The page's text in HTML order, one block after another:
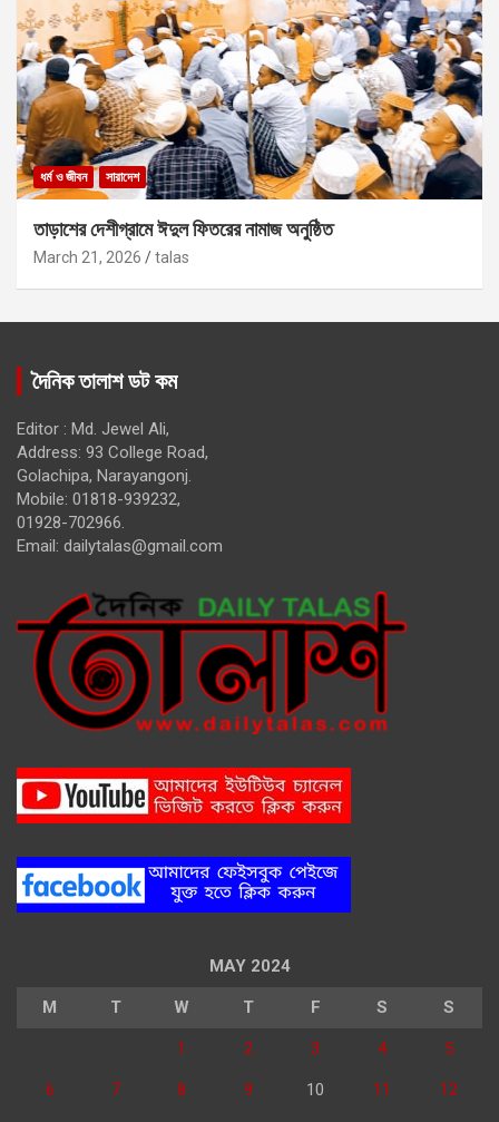
ধর্ম ও জীবন সারাদেশ
তাড়াশের দেশীগ্রামে ঈদুল ফিতরের নামাজ অনুষ্ঠিত
March 21, 2026 talas
দৈনিক তালাশ ডট কম
Editor : Md. Jewel Ali,
Address: 93 College Road,
Golachipa, Narayangonj.
Mobile: 01818-939232,
01928-702966.
Email: dailytalas@gmail.com
MAY 2024
M T W T F S S
1 2 3 4 5
6 7 8 9 10 11 12